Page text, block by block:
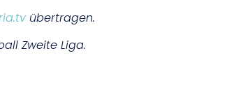
übertragen.
Zweite Liga.